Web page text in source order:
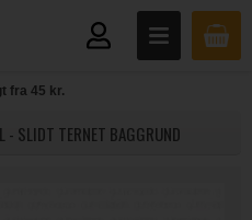
fra 45 kr.
- SLIDT TERNET BAGGRUND